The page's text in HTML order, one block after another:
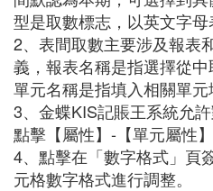
型是取數標志，以英文字母
2、表間取數主要涉及報表
義，報表名稱是指選擇從中
單元名稱是指填入相關單元
3、金蝶KIS記賬王系統允
點擊【屬性】-【單元屬性
4、點擊在「數字格式」頁
元格數字格式進行調整。